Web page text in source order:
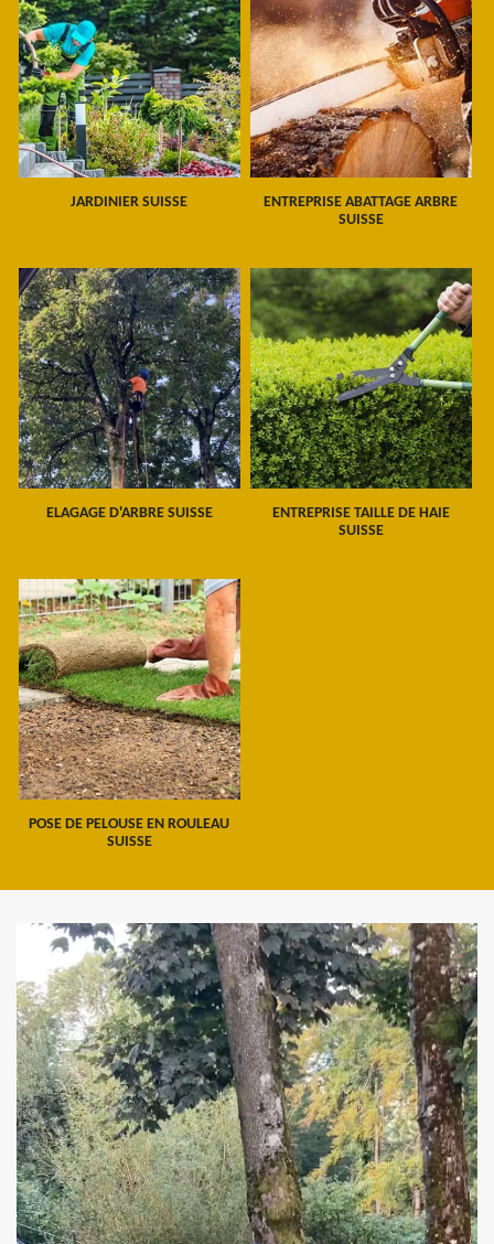
JARDINIER SUISSE
ENTREPRISE ABATTAGE ARBRE
SUISSE
ELAGAGE D'ARBRE SUISSE
ENTREPRISE TAILLE DE HAIE
SUISSE
POSE DE PELOUSE EN ROULEAU
SUISSE